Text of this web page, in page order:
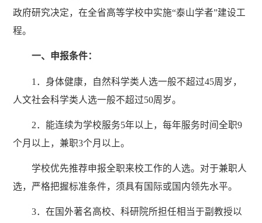
政府研究决定，在全省高等学校中实施“泰山学者”建设工
程。
一、申报条件：
1．身体健康，自然科学类人选一般不超过45周岁，
人文社会科学类人选一般不超过50周岁。
2．能连续为学校服务5年以上，每年服务时间全职9
个月以上，兼职3个月以上。
学校优先推荐申报全职来校工作的人选。对于兼职人
选，严格把握标准条件，须具有国际或国内领先水平。
3．在国外著名高校、科研院所担任相当于副教授以